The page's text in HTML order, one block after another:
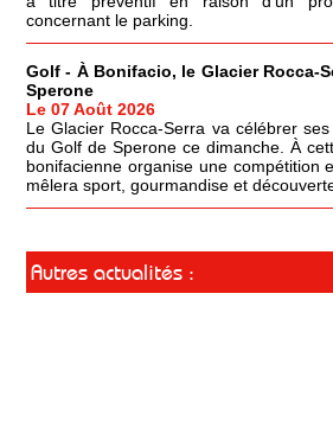
concernant le parking.
Golf - À Bonifacio, le Glacier Rocca-
Sperone
Le 07 Août 2026
Le Glacier Rocca-Serra va célébrer
du Golf de Sperone ce dimanche. À
bonifacienne organise une compétition
mêlera sport, gourmandise et
Autres actualités :